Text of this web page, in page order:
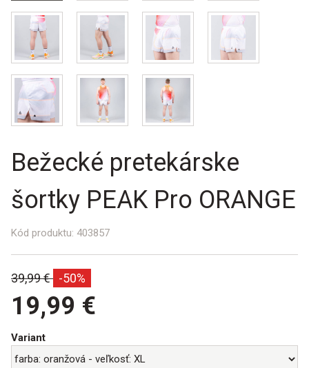
Bežecké pretekárske
šortky PEAK Pro ORANGE
Kód produktu: 403857
Bežná
39,99 € -50%
19,99 €
Variant